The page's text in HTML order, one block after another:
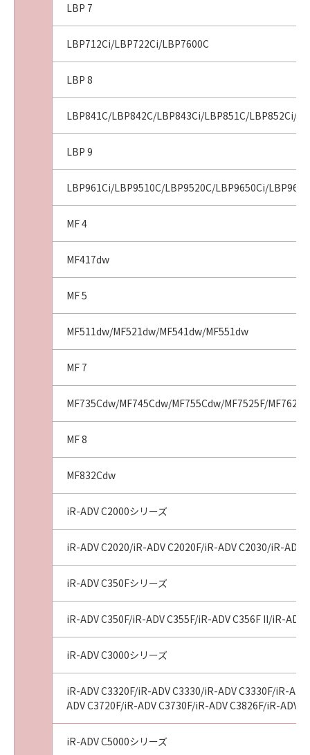
LBP 7
LBP712Ci/LBP722Ci/LBP7600C
LBP 8
LBP841C/LBP842C/LBP843Ci/LBP851C/LBP852Ci/
LBP 9
LBP961Ci/LBP9510C/LBP9520C/LBP9650Ci/
MF 4
MF417dw
MF 5
MF511dw/MF521dw/MF541dw/MF551dw
MF 7
MF735Cdw/MF745Cdw/MF755Cdw/MF7525F/
MF 8
MF832Cdw
iR-ADV C2000シリーズ
iR-ADV C2020/iR-ADV C2020F/iR-ADV C2030/iR-
iR-ADV C350Fシリーズ
iR-ADV C350F/iR-ADV C355F/iR-ADV C356F II/iR-
iR-ADV C3000シリーズ
iR-ADV C3320F/iR-ADV C3330/iR-ADV C3330F/iR-
ADV C3720F/iR-ADV C3730F/iR-ADV C3826F/iR-ADV
iR-ADV C5000シリーズ